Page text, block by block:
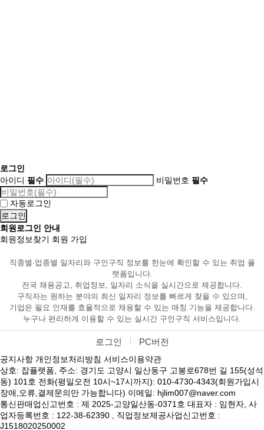
로그인
아이디 필수 비밀번호 필수
자동로그인
회원로그인 안내
회원정보찾기 회원 가입
직종별·업종별 일자리와 구인구직 정보를 한눈에 확인할 수 있는 취업 플
랫폼입니다.
전국 채용공고, 취업정보, 일자리 소식을 실시간으로 제공합니다.
구직자는 원하는 분야의 최신 일자리 정보를 빠르게 찾을 수 있으며,
기업은 필요 인재를 효율적으로 채용할 수 있는 매칭 기능을 제공합니다.
누구나 편리하게 이용할 수 있는 실시간 구인구직 서비스입니다.
로그인 PC버전
공지사항 개인정보처리방침 서비스이용약관
상호: 잡플랫폼, 주소: 경기도 고양시 일산동구 고봉로678번 길 155(성석
동) 101호 전화(평일오전 10시~17시까지): 010-4730-4343(회원가입시
장애,오류,결제문의만 가능합니다) 이메일: hjlim007@naver.com
통신판매업신고번호 : 제 2025-고양일산동-0371호 대표자 : 임현자, 사
업자등록번호 : 122-38-62390 , 직업정보제공사업신고번호 :
J1518020250002